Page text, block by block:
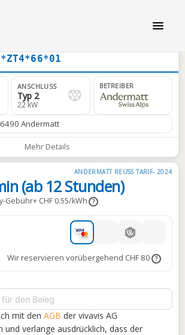
ANSCHLUSS
Typ 2
22 kW
BETREIBER
Andermatt
Mehr Details
ANDERMATT REUSS TARIF- 2024
(ab 12 Stunden)
Gebühr+ CHF 0.55/kWh ?
Wir reservieren vorübergehend CHF 80 ?
mit den AGB der vivavis AG
und verlange ausdrücklich, dass der